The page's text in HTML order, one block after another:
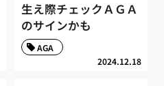
生え際チェックＡＧＡ
のサインかも
2024.12.18
AGA